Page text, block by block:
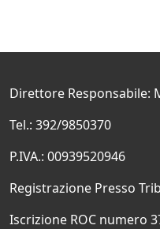
Direttore Responsabile:
Tel.: 392/9850370
P.IVA.: 00939520946
Registrazione Presso
Iscrizione ROC numero